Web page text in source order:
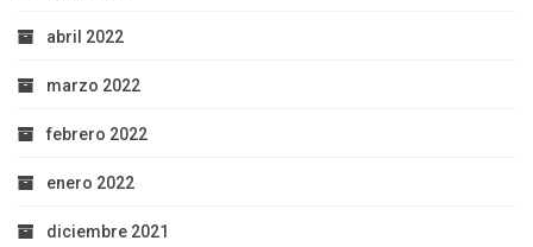
abril 2022
marzo 2022
febrero 2022
enero 2022
diciembre 2021